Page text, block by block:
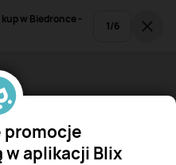
w Biedronce -
1/6
promocje
w aplikacji Blix